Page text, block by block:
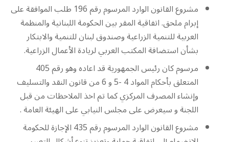
مشروع القانون الوارد المرسوم رقم 196 طلب الموافقة على
إبرام ملحق. اتفاقية المقر بين الحكومة اللبنانية والمنظمة
العربية للتنمية الزراعية وصندوق لبنان للتنمية والابتكار
بشأن استضافة المكتب العربي لريادة الأعمال الزراعية.
مرسوم كان رئيس الجمهورية قد اعاده وهو رقم 405
المتعلق بأحكام المواد 4 -5 و 6 من قانون النقد والتسليف
وإنشاء المصرف المركزي كما تم اخذ الملاحظات من قبل
اللجنة و سيعرض على مجلس النيابي على الهيئة العامة .
مشروع القانون الوارد المرسوم رقم 435 الإجازة للحكومة